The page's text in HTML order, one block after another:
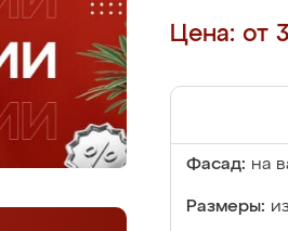
Цена: от
Фасад: на
Размеры: